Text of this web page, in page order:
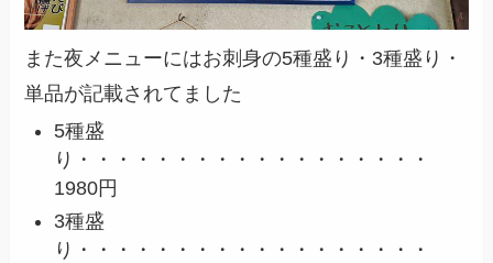
また夜メニューにはお刺身の5種盛り・3種盛り・
単品が記載されてました
5種盛
り・・・・・・・・・・・・・・・・・・
1980円
3種盛
り・・・・・・・・・・・・・・・・・・